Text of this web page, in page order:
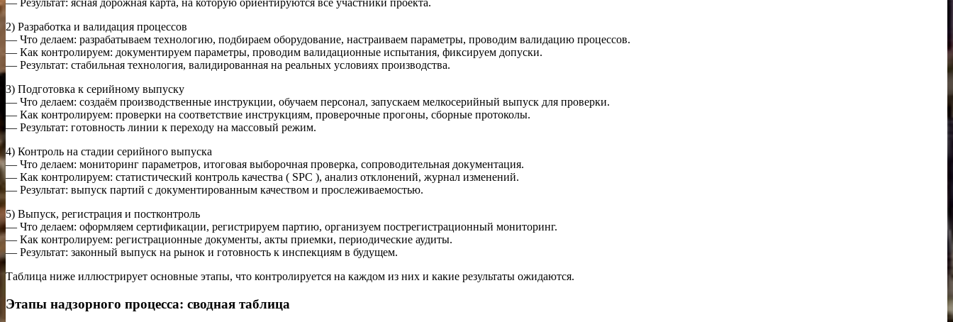
— Результат: ясная дорожная карта, на которую ориентируются все участники проекта.
2) Разработка и валидация процессов
— Что делаем: разрабатываем технологию, подбираем оборудование, настраиваем параметры, проводим валидацию процессов.
— Как контролируем: документируем параметры, проводим валидационные испытания, фиксируем допуски.
— Результат: стабильная технология, валидированная на реальных условиях производства.
3) Подготовка к серийному выпуску
— Что делаем: создаём производственные инструкции, обучаем персонал, запускаем мелкосерийный выпуск для проверки.
— Как контролируем: проверки на соответствие инструкциям, проверочные прогоны, сборные протоколы.
— Результат: готовность линии к переходу на массовый режим.
4) Контроль на стадии серийного выпуска
— Что делаем: мониторинг параметров, итоговая выборочная проверка, сопроводительная документация.
— Как контролируем: статистический контроль качества ( SPC ), анализ отклонений, журнал изменений.
— Результат: выпуск партий с документированным качеством и прослеживаемостью.
5) Выпуск, регистрация и постконтроль
— Что делаем: оформляем сертификации, регистрируем партию, организуем пострегистрационный мониторинг.
— Как контролируем: регистрационные документы, акты приемки, периодические аудиты.
— Результат: законный выпуск на рынок и готовность к инспекциям в будущем.
Таблица ниже иллюстрирует основные этапы, что контролируется на каждом из них и какие результаты ожидаются.
Этапы надзорного процесса: сводная таблица